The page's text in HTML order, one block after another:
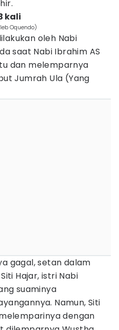
kali
Oquendo)
oleh Nabi
saat Nabi Ibrahim AS
dan melemparnya
Jumrah Ula (Yang
gagal, setan dalam
Hajar, istri Nabi
suaminya
Namun, Siti
dengan